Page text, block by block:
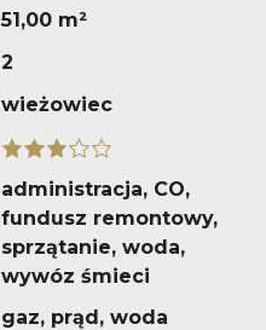
51,00 m²
2
wieżowiec
administracja, CO,
fundusz remontowy,
sprzątanie, woda,
wywóz śmieci
gaz, prąd, woda